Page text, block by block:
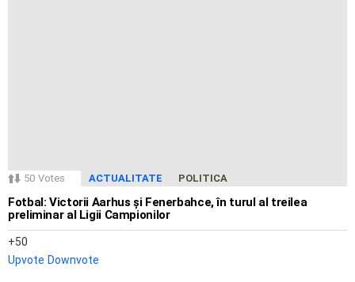
50 Votes ACTUALITATE POLITICA
Fotbal: Victorii Aarhus și Fenerbahce, în turul al treilea
preliminar al Ligii Campionilor
50
Upvote Downvote